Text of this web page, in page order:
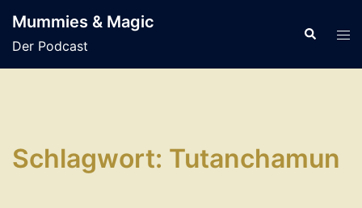
Inhalt
springen
Mummies & Magic
Der Podcast
Suche
Schlagwort: Tutanchamun